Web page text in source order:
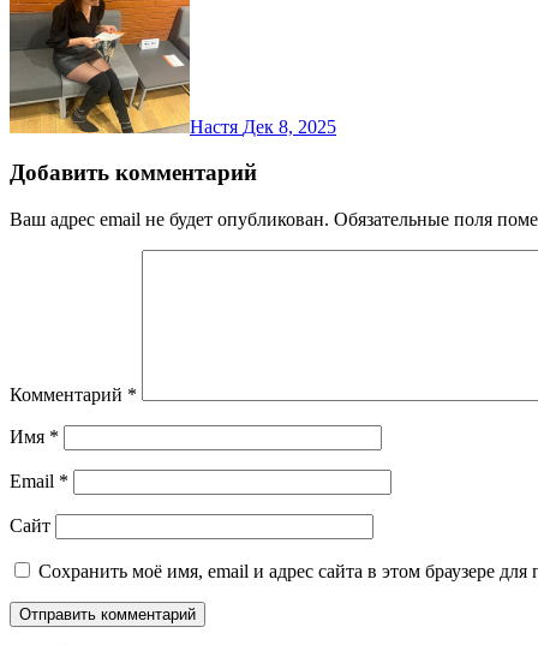
Настя Дек 8, 2025
Добавить комментарий
Ваш адрес email не будет опубликован. Обязательные поля
Комментарий *
Имя *
Email *
Сайт
Сохранить моё имя, email и адрес сайта в этом браузере